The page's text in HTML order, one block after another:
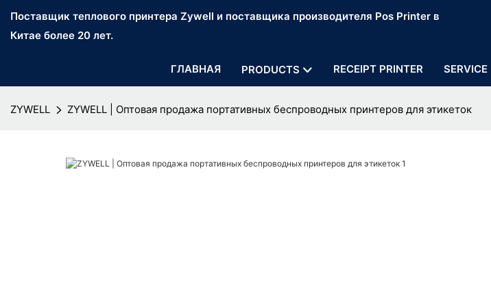
Поставщик теплового принтера Zywell и поставщика производителя Pos Printer в
Китае более 20 лет.
ГЛАВНАЯ PRODUCTS RECEIPT PRINTER SERVICE
ZYWELL ZYWELL | Оптовая продажа портативных беспроводных принтеров для этикеток